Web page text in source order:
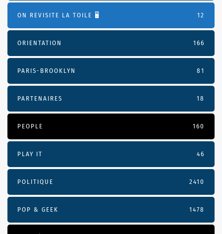
ON REVISITE LA TOILE 🖥️ 12
ORIENTATION 166
PARIS-BROOKLYN 81
PARTENAIRES 18
PEOPLE 160
PLAY IT 46
POLITIQUE 2410
POP & GEEK 1478